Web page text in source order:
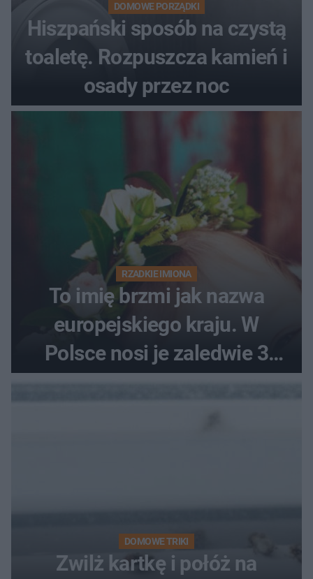
DOMOWE PORZĄDKI
Hiszpański sposób na czystą
toaletę. Rozpuszcza kamień i
osady przez noc
RZADKIE IMIONA
To imię brzmi jak nazwa
europejskiego kraju. W
Polsce nosi je zaledwie 3
DOMOWE TRIKI
Zwilż kartkę i połóż na